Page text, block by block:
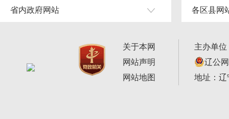
省内政府网站 各区县网
关于本网
网站声明
网站地图
主办单
辽公
地址：辽